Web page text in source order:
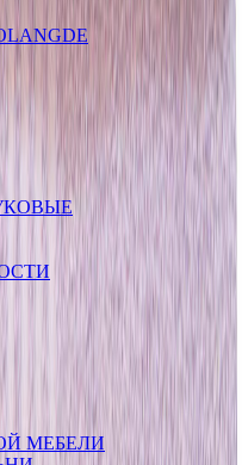
МЕБЕЛИ